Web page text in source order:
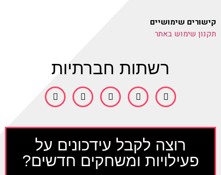
רוצה לקבל עידכונים על
פעילויות ומשחקים חדשים?
רשתות חברתיות
קישורים שימושיים
תקנון שימוש באתר